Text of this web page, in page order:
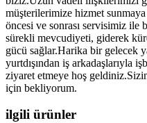
müşterilerimize hizmet
öncesi ve sonrası servisimiz
sürekli mevcudiyeti, giderek
gücü sağlar.Harika bir gelecek
yurtdışından iş arkadaşlarıyla
ziyaret etmeye hoş
için bekliyorum.
ilgili ürünler